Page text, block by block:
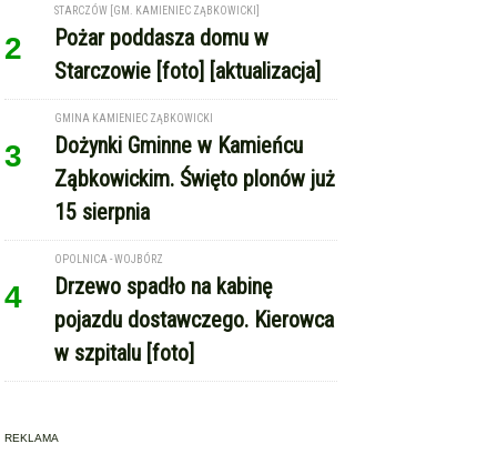
2
STARCZÓW [GM. KAMIENIEC ZĄBKOWICKI]
Pożar poddasza domu w
Starczowie [foto] [aktualizacja]
3
GMINA KAMIENIEC ZĄBKOWICKI
Dożynki Gminne w Kamieńcu
Ząbkowickim. Święto plonów już
15 sierpnia
4
OPOLNICA - WOJBÓRZ
Drzewo spadło na kabinę
pojazdu dostawczego. Kierowca
w szpitalu [foto]
REKLAMA